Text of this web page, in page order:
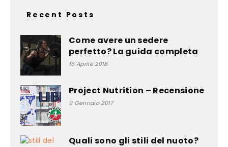
Recent Posts
Come avere un sedere
perfetto? La guida completa
16 Aprile 2018
Project Nutrition – Recensione
9 Gennaio 2017
Quali sono gli stili del nuoto?